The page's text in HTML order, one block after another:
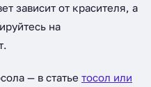
зависит от красителя, а
на
— в статье тосол или